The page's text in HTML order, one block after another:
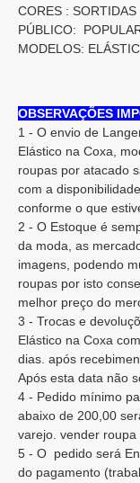
CORES : SORTIDAS
PÚBLICO:
MODELOS:
OBSERVAÇÕES
1 - O envio de
Elástico na Coxa,
roupas por atacado
com a
conforme o que
2 - O Estoque é
da moda, as
imagens, podendo
roupas por isto
melhor preço do
3 - Trocas e
Elástico na Coxa
dias. após
Após esta data não
4 - Pedido mínimo
abaixo de 200,00
varejo. vender roupa
5 - O pedido será
do pagamento